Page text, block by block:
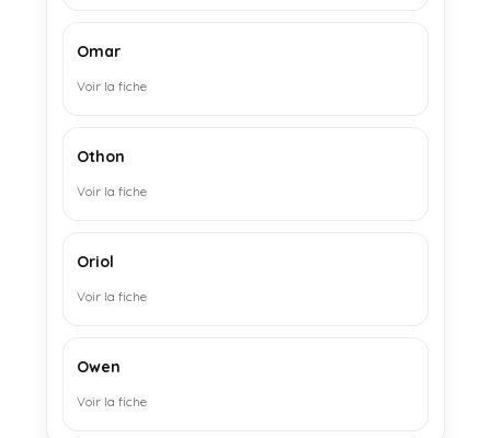
Omar
Voir la fiche
Othon
Voir la fiche
Oriol
Voir la fiche
Owen
Voir la fiche